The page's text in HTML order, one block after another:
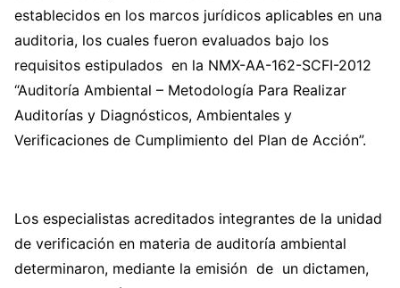
establecidos en los marcos jurídicos aplicables en una
auditoria, los cuales fueron evaluados bajo los
requisitos estipulados en la NMX-AA-162-SCFI-2012
“Auditoría Ambiental – Metodología Para Realizar
Auditorías y Diagnósticos, Ambientales y
Verificaciones de Cumplimiento del Plan de Acción”.
Los especialistas acreditados integrantes de la unidad
de verificación en materia de auditoría ambiental
determinaron, mediante la emisión de un dictamen,